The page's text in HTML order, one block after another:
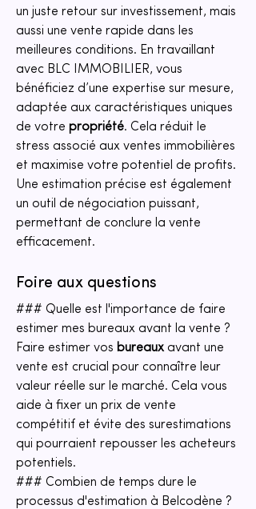
un juste retour sur investissement, mais
aussi une vente rapide dans les
meilleures conditions. En travaillant
avec BLC IMMOBILIER, vous
bénéficiez d’une expertise sur mesure,
adaptée aux caractéristiques uniques
de votre propriété. Cela réduit le
stress associé aux ventes immobilières
et maximise votre potentiel de profits.
Une estimation précise est également
un outil de négociation puissant,
permettant de conclure la vente
efficacement.
Foire aux questions
### Quelle est l'importance de faire
estimer mes bureaux avant la vente ?
Faire estimer vos bureaux avant une
vente est crucial pour connaître leur
valeur réelle sur le marché. Cela vous
aide à fixer un prix de vente
compétitif et évite des surestimations
qui pourraient repousser les acheteurs
potentiels.
### Combien de temps dure le
processus d'estimation à Belcodène ?